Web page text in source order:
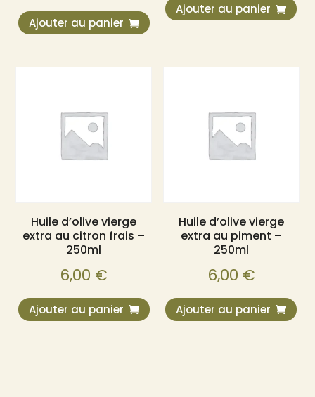
Ajouter au panier
Ajouter au panier
Huile d’olive vierge
extra au citron frais –
250ml
6,00 €
Ajouter au panier
Huile d’olive vierge
extra au piment –
250ml
6,00 €
Ajouter au panier